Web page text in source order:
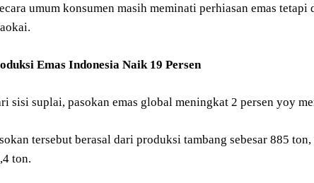
umum konsumen masih meminati perhiasan emas
Emas Indonesia Naik 19 Persen
sisi suplai, pasokan emas global meningkat 2 persen yoy
tersebut berasal dari produksi tambang sebesar 885
ton.